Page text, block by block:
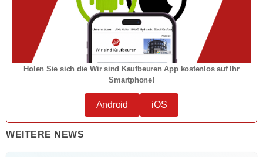
Holen Sie sich die Wir sind Kaufbeuren App kostenlos auf Ihr
Smartphone!
Android iOS
WEITERE NEWS